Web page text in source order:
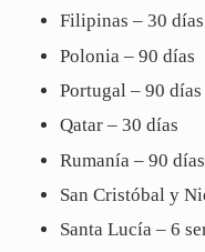
Filipinas – 30 días
Polonia – 90 días
Portugal – 90 días
Qatar – 30 días
Rumanía – 90 días
San Cristóbal y
Santa Lucía – 6